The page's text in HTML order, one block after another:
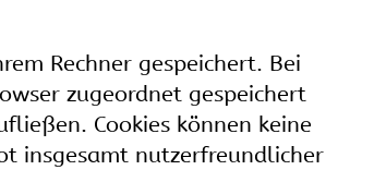
Rechner gespeichert. Bei
zugeordnet gespeichert
Cookies können keine
insgesamt nutzerfreundlicher